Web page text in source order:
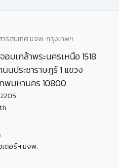
รสนเทศ มจพ. กรุงเทพฯ
มเกล้าพระนครเหนือ 1518
นประชาราษฎร์ 1 แขวง
พมหานคร 10800
ตอร์ฯ มจพ.